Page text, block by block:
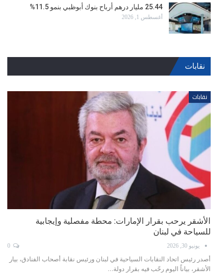
25.44 مليار درهم أرباح بنوك أبوظبي بنمو 11.5%
أغسطس 1, 2026
نقابات
نقابات
أشقر: نأمل برفع حظر سفر السعوديين إلى لبنان فور انتهاء
الحرب
يونيو 11, 2026
أصدر رئيس اتحاد النقابات السياحية ورئيس نقابة الفنادق في لبنان، بيار الأشقر،
بياناً نوه فيه بالجهود التي بذلها…